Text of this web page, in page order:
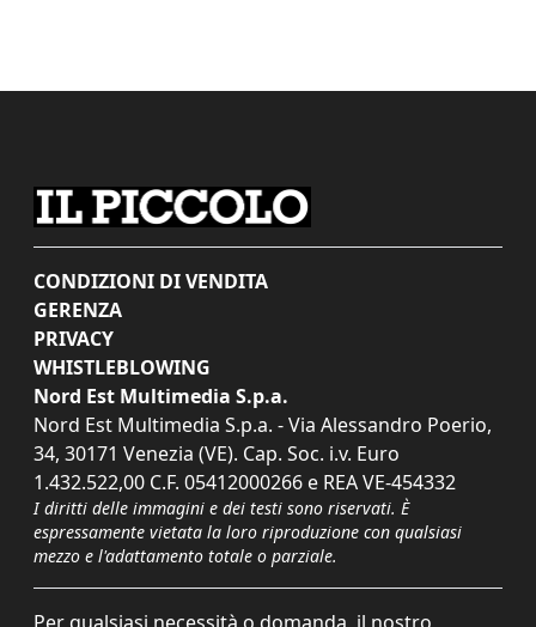
CONDIZIONI DI VENDITA
GERENZA
PRIVACY
WHISTLEBLOWING
Nord Est Multimedia S.p.a.
Nord Est Multimedia S.p.a. - Via Alessandro Poerio,
34, 30171 Venezia (VE). Cap. Soc. i.v. Euro
1.432.522,00 C.F. 05412000266 e REA VE-454332
I diritti delle immagini e dei testi sono riservati. È
espressamente vietata la loro riproduzione con qualsiasi
mezzo e l'adattamento totale o parziale.